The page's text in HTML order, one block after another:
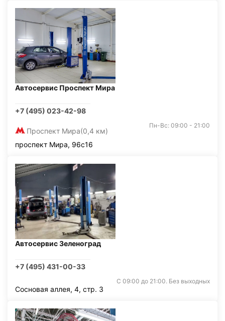
Автосервис Проспект Мира
+7 (495) 023-42-98
Проспект Мира(0,4 км)
Пн-Вс: 09:00 - 21:00
проспект Мира, 96с16
Автосервис Зеленоград
+7 (495) 431-00-33
С 09:00 до 21:00. Без выходных
Сосновая аллея, 4, стр. 3